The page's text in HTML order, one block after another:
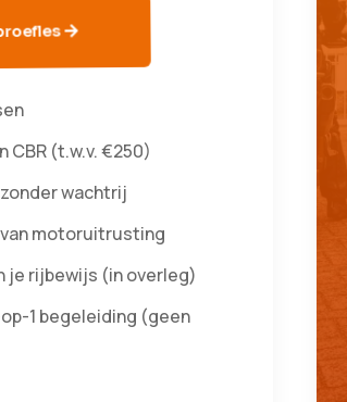
CBR (t.w.v. €250)
wachtrij
motoruitrusting
je rijbewijs (in overleg)
1 begeleiding (geen